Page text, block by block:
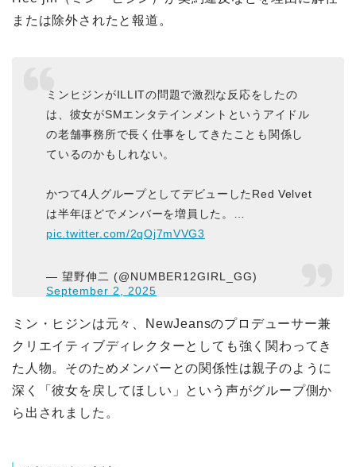
または除外されたと報道。
ミンヒジンがILLITの問題で激烈な反応をしたの
は、彼女がSMエンタテインメントというアイドル
の老舗事務所で長く仕事をしてきたことも関係し
ているのかもしれない。
かつて4人グループとしてデビューしたRed Velvet
は半年ほどでメンバーを増員した。…
pic.twitter.com/2qOj7mVVG3
— 望野伸二 (@NUMBER12GIRL_GG)
September 2, 2025
ミン・ヒジンは元々、NewJeansのプロデューサー兼
クリエイティブディレクターとしても強く関わってき
た人物。そのためメンバーとの関係性は親子のように
深く「彼女を戻してほしい」という声がグループ側か
ら出されました。